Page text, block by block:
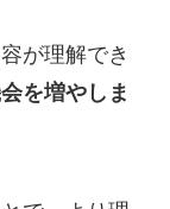
が理解でき
を増やしま